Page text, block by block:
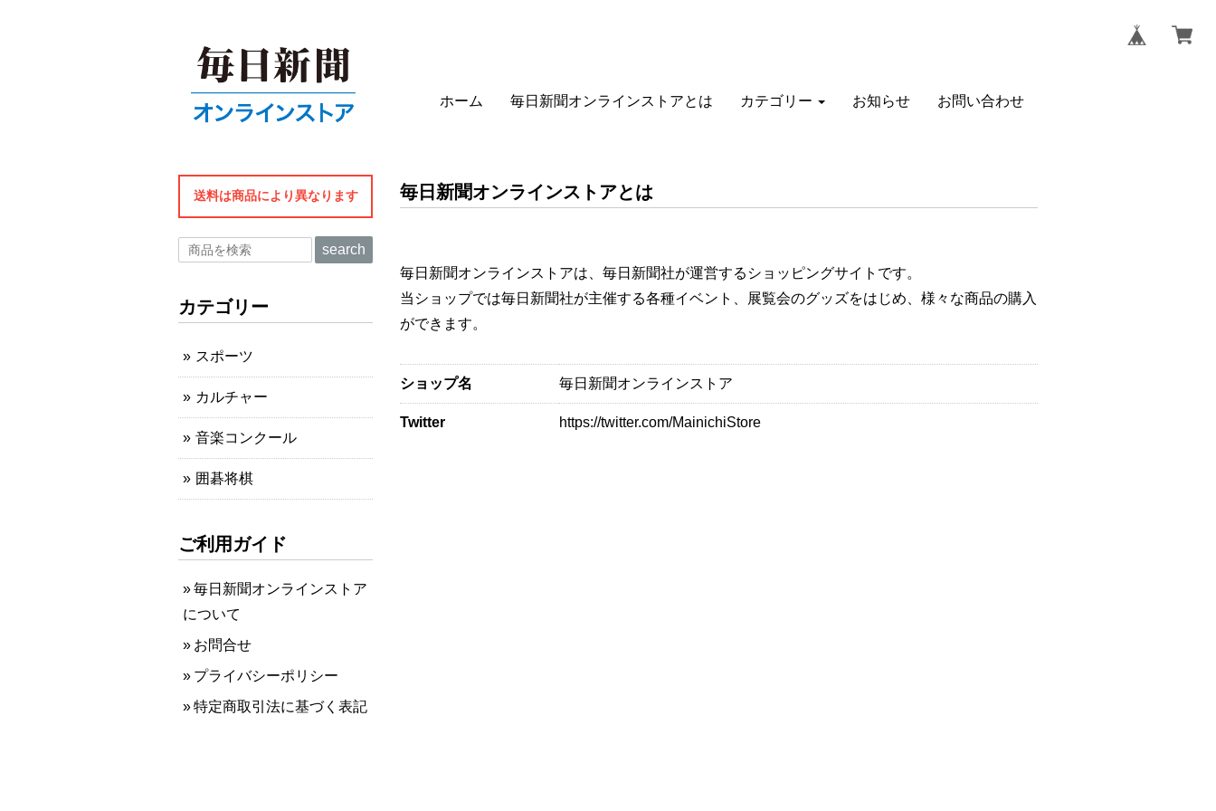
ホーム 毎日新聞オンラインストアとは カテゴリー お知らせ お問い合わせ
毎日新聞オンラインストアとは
毎日新聞オンラインストアは、毎日新聞社が運営するショッピングサイトです。
当ショップでは毎日新聞社が主催する各種イベント、展覧会のグッズをはじめ、様々な商品の購入
ができます。
ショップ名 毎日新聞オンラインストア
Twitter https://twitter.com/MainichiStore
送料は商品により異なります
search
カテゴリー
スポーツ
カルチャー
音楽コンクール
囲碁将棋
ご利用ガイド
毎日新聞オンラインストア
について
お問合せ
プライバシーポリシー
特定商取引法に基づく表記